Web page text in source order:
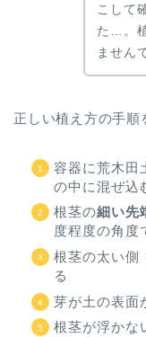
こして
た…。
ません
正しい植え方の手順
容器に荒木田
の中に混ぜ込
根茎の細い先
度程度の角度
根茎の太い側
る
芽が土の表面
根茎が浮かな